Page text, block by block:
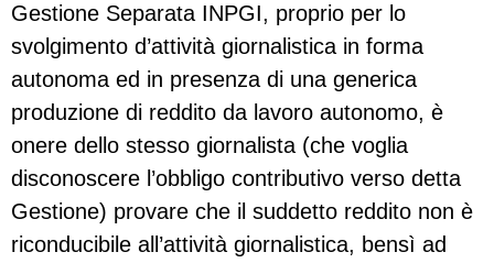
Gestione Separata INPGI, proprio per lo
svolgimento d’attività giornalistica in forma
autonoma ed in presenza di una generica
produzione di reddito da lavoro autonomo, è
onere dello stesso giornalista (che voglia
disconoscere l’obbligo contributivo verso detta
Gestione) provare che il suddetto reddito non è
riconducibile all’attività giornalistica, bensì ad